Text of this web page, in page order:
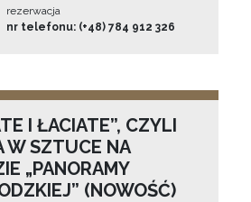
rezerwacja
nr telefonu: (+48) 784 912 326
I ŁACIATE”, CZYLI
W SZTUCE NA
„PANORAMY
(NOWOŚĆ)